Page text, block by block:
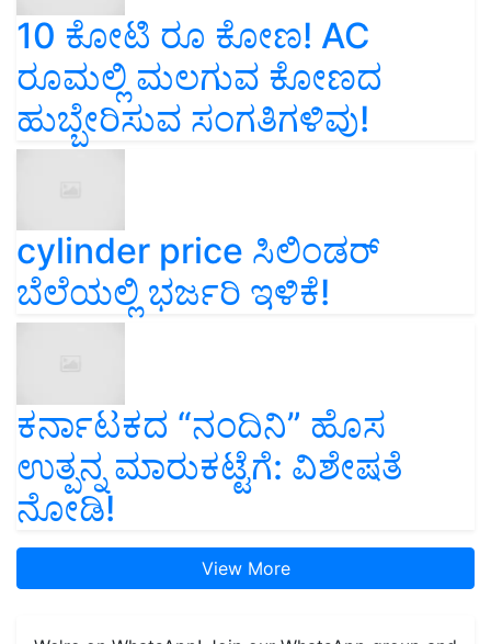
10 ಕೋಟಿ ರೂ ಕೋಣ! AC
ರೂಮಲ್ಲಿ ಮಲಗುವ ಕೋಣದ
ಹುಬ್ಬೇರಿಸುವ ಸಂಗತಿಗಳಿವು!
cylinder price ಸಿಲಿಂಡರ್‌
ಬೆಲೆಯಲ್ಲಿ ಭರ್ಜರಿ ಇಳಿಕೆ!
ಕರ್ನಾಟಕದ “ನಂದಿನಿ” ಹೊಸ
ಉತ್ಪನ್ನ ಮಾರುಕಟ್ಟೆಗೆ: ವಿಶೇಷತೆ
ನೋಡಿ!
View More